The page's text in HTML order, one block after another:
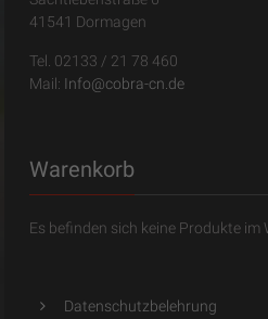
41541 Dormagen
Tel. 02133 / 21 78 460
Mail: Info@cobra-cn.de
Warenkorb
Es befinden sich keine Produkte im
Datenschutzbelehrung